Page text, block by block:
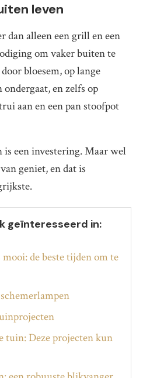
leven
dan alleen een grill en een
om vaker buiten te
bloesem, op lange
en zelfs op
aan en een pan stoofpot
is een investering. Maar wel
geniet, en dat is
geïnteresseerd in:
de beste tijden om te
tuin: Deze projecten kun